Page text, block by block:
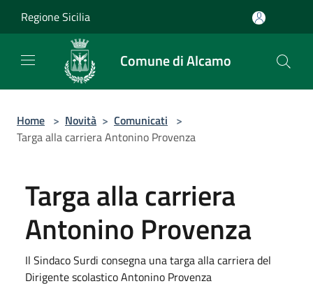
Regione Sicilia
Comune di Alcamo
Home > Novità > Comunicati >
Targa alla carriera Antonino Provenza
Targa alla carriera
Antonino Provenza
Il Sindaco Surdi consegna una targa alla carriera del
Dirigente scolastico Antonino Provenza